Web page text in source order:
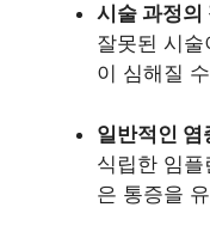
시술 과정의
잘못된 시
이 심해질
일반적인 염
식립한 임
은 통증을